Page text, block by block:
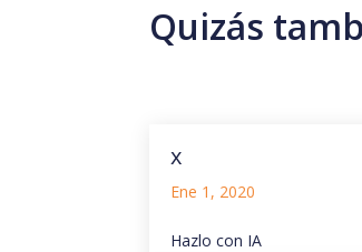
Quizás
x
Ene 1, 2020
Hazlo con IA